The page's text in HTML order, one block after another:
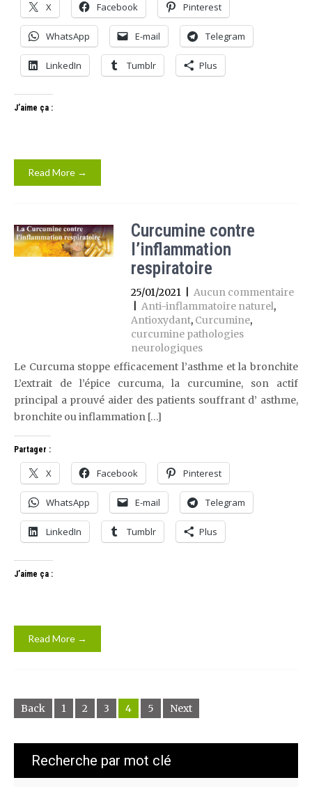
X Facebook Pinterest
WhatsApp E-mail Telegram
LinkedIn Tumblr Plus
J’aime ça :
Read More →
Curcumine contre
l’inflammation
respiratoire
25/01/2021
Aucun commentaire
Anti-inflammatoire naturel,
Antioxydant, Curcumine,
curcumine pathologies
neurologiques
Le Curcuma stoppe efficacement l’asthme et la bronchite
L’extrait de l’épice curcuma, la curcumine, son actif
principal a prouvé aider des patients souffrant d’ asthme,
bronchite ou inflammation […]
Partager :
X Facebook Pinterest
WhatsApp E-mail Telegram
LinkedIn Tumblr Plus
J’aime ça :
Read More →
Back 1 2 3 4 5 Next
Recherche par mot clé